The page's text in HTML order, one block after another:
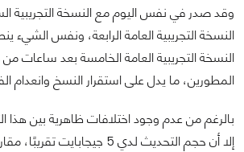
وقد صدر في نفس اليوم مع النسخة التجريبية
النسخة التجريبية العامة الرابعة، ونفس
النسخة التجريبية العامة الخامسة بعد ساعات
المطورين، ما يدل على استقرار النسخ وانعدام
بالرغم من عدم وجود اختلافات ظاهرية بين هذا